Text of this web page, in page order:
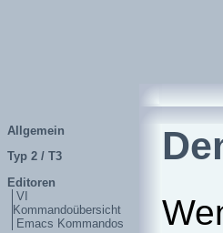
Allgemein
Typ 2 / T3
Editoren
VI
Kommandoübersicht
Emacs Kommandos